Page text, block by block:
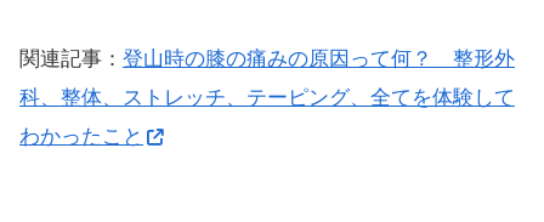
関連記事： 登山時の膝の痛みの原因って何？ 整形外
科、整体、ストレッチ、テーピング、全てを体験して
わかったこと